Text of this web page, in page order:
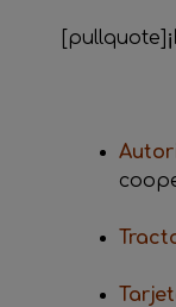
[pullquote]